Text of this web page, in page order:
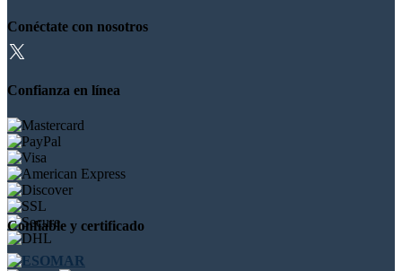
Conéctate con nosotros
Confianza en línea
Confiable y certificado